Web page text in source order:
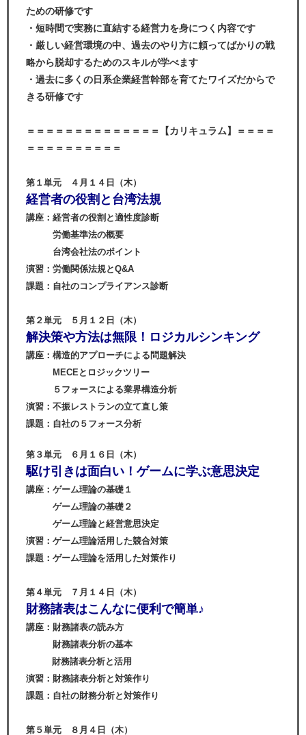
ための研修です
・短時間で実務に直結する経営力を身につく内容です
・厳しい経営環境の中、過去のやり方に頼ってばかりの戦
略から脱却するためのスキルが学べます
・過去に多くの日系企業経営幹部を育てたワイズだからで
きる研修です
＝＝＝＝＝＝＝＝＝＝＝＝＝＝ 【カリキュラム】
＝＝＝＝
＝＝＝＝＝＝＝＝＝＝
第１単元 ４月１４日（木）
経営者の役割と台湾法規
講座：経営者の役割と適性度診断
労働基準法の概要
台湾会社法のポイント
演習：労働関係法規とQ&A
課題：自社のコンプライアンス診断
第２単元 ５月１２日（木）
解決策や方法は無限！ロジカルシンキング
講座：構造的アプローチによる問題解決
MECEとロジックツリー
５フォースによる業界構造分析
演習：不振レストランの立て直し策
課題：自社の５フォース分析
第３単元 ６月１６日（木）
駆け引きは面白い！ゲームに学ぶ意思決定
講座：ゲーム理論の基礎１
ゲーム理論の基礎２
ゲーム理論と経営意思決定
演習：ゲーム理論活用した競合対策
課題：ゲーム理論を活用した対策作り
第４単元 ７月１４日（木）
財務諸表はこんなに便利で簡単♪
講座：財務諸表の読み方
財務諸表分析の基本
財務諸表分析と活用
演習：財務諸表分析と対策作り
課題：自社の財務分析と対策作り
第５単元 ８ 月４日（木）